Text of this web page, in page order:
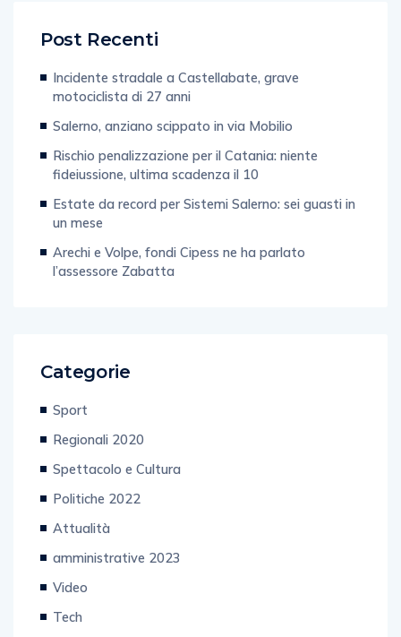
motociclista di 27 anni
Salerno, anziano scippato in via Mobilio
Rischio penalizzazione per il Catania: niente
fideiussione, ultima scadenza il 10
Estate da record per Sistemi Salerno: sei guasti in
un mese
Arechi e Volpe, fondi Cipess ne ha parlato
l’assessore Zabatta
Regionali 2020
Spettacolo e Cultura
Politiche 2022
Attualità
amministrative 2023
Video
Tech
Provincia